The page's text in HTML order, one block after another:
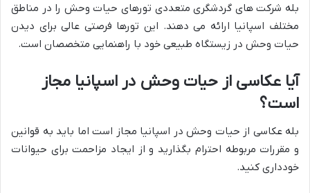
بله شرکت های گردشگری متعددی تورهای حیات وحش را در مناطق
مختلف اسپانیا ارائه می دهند. این تورها فرصتی عالی برای دیدن
حیات وحش در زیستگاه طبیعی خود با راهنمایی متخصصان است.
آیا عکاسی از حیات وحش در اسپانیا مجاز
است؟
بله عکاسی از حیات وحش در اسپانیا مجاز است اما باید به قوانین
و مقررات مربوطه احترام بگذارید و از ایجاد مزاحمت برای حیوانات
خودداری کنید.